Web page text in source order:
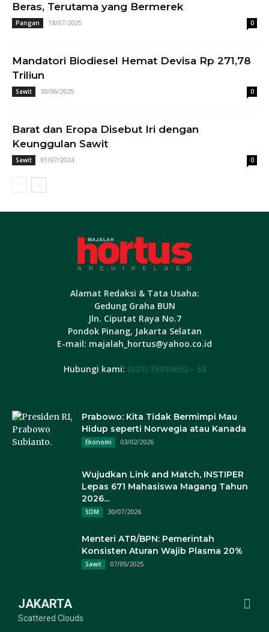
Beras, Terutama yang Bermerek
Pangan 18/07/2025 0
Mandatori Biodiesel Hemat Devisa Rp 271,78
Triliun
Sawit 30/06/2025 0
Barat dan Eropa Disebut Iri dengan
Keunggulan Sawit
Sawit 01/07/2024 0
Alamat Redaksi & Tata Usaha:
Gedung Graha BUN
Jln. Ciputat Raya No.7
Pondok Pinang, Jakarta Selatan
E-mail: majalah_hortus@yahoo.co.id
Hubungi kami: (021) 75916652 - 53
Prabowo: Kita Tidak Bermimpi Mau
Hidup seperti Norwegia atau Kanada
Ekonomi 03/02/2026
Wujudkan Link and Match, INSTIPER
Lepas 671 Mahasiswa Magang Tahun
2026...
SDM 30/07/2026
Menteri ATR/BPN: Pemerintah
Konsisten Aturan Wajib Plasma 20%
Sawit 07/05/2025
JAKARTA
Scattered Clouds